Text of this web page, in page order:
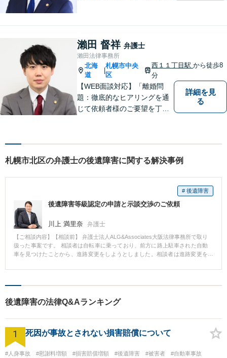
す】スピード対応で少しでも
早い釈放へ！離婚トラブル／
交通事故被害の方の対応実績
多数
瀨田 督祥 弁護士
瀨田法律事務所
北海
道
|
札幌市中央
区
西１１丁目駅から徒歩8
分
【WEB面談対応】「離婚問
題：徹底的なヒアリングを通
じて依頼者様のご要望を丁寧
ます！遺産分割の相談を中心
日・夜間相談可】【子連れ相
談可】【完全個室相談】
詳細を見
る
札幌市北区の弁護士の後遺障害に関する解決事例
# 後遺障害
後遺障害等級認定の申請と示談交渉のご依頼
川上 満里奈 弁護士
【ご相談内容】【相談前】 弁護士法人ALG&Associates大阪法律事務所で取り
扱った事案です。 相談者は自転車に乗っており、前方に路上駐車された自動
車を見つけたことから、進路変更をしようとしました。相談者は進路変更を
動車が接近しており、そのまま、相談者が自動車に追突され転倒した事案で
談者に後遺障害が残っていたため、後遺障害等級認定の申請やその後の示談
交渉について、一人では不安が残るということで、ご依頼いただきました。
た。 そこで、相談者から事故の状況、治療の経過、現在の症状等を詳しく聴
き取りました。その上で、主治医に後遺障害診断書を作成してもらうにあた
って、留意してもらいたい自覚症状の記載やご依頼者様の状況に沿った神経
後遺障害の法律Q&Aランキング
1 死因が事故とされない損害賠償について
#人身事故 #慰謝料増額 #損害賠償増額 #後遺障害 #被害者 #自動車事故